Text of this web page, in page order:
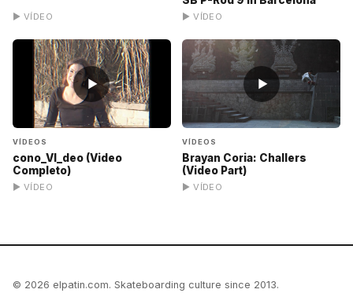
▶ VÍDEO ▶ VÍDEO
▶
VÍDEOS
cono_VI_deo (Video
Completo)
▶ VÍDEO
▶
VÍDEOS
Brayan Coria: Challers
(Video Part)
▶ VÍDEO
© 2026 elpatin.com. Skateboarding culture since 2013.